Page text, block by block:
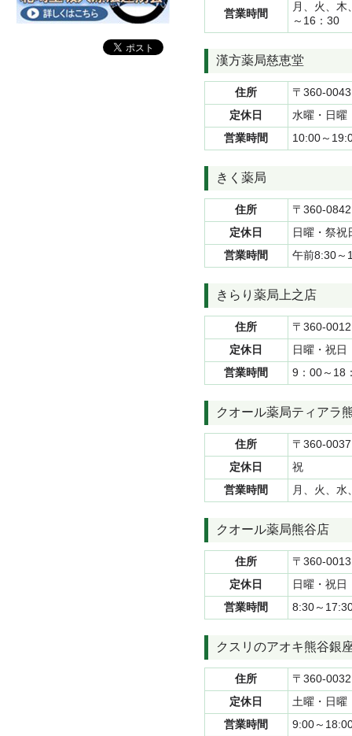
営業時間
月、火
～16：30
漢方薬局慈恵堂
住所
〒360-
定休日
水曜・日曜
営業時間
10:00～
きく薬局
住所
〒360-
定休日
日曜・祭祝
営業時間
午前8:30～
きらり薬局上之店
住所
〒360-
定休日
日曜・祝日
営業時間
9：00～18
クオール薬局ティアラ
住所
〒360-
定休日
祝
営業時間
月、火、
クオール薬局熊谷店
住所
〒360-
定休日
日曜・祝日
営業時間
8:30～
クスリのアオキ熊谷銀
住所
〒360-
定休日
土曜・日曜
営業時間
9:00～